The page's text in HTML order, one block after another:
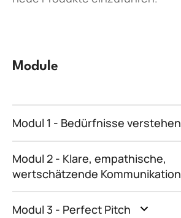
Module
Modul 1 - Bedürfnisse verstehen
Modul 2 - Klare, empathische,
wertschätzende Kommunikation
Modul 3 - Perfect Pitch